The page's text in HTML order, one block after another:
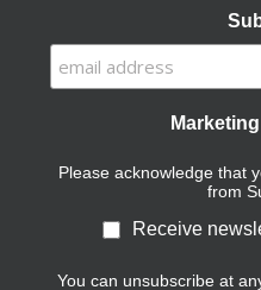
Please acknowledge that
from
Receive
You can unsubscribe at